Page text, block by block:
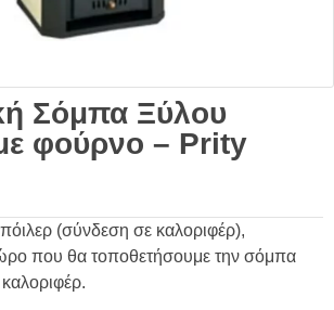
Σόμπα Ξύλου
φούρνο – Prity
(σύνδεση σε καλοριφέρ),
που θα τοποθετήσουμε την σόμπα